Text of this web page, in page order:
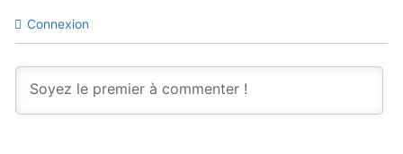
Connexion